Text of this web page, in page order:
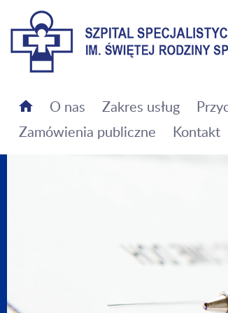
Szpital Specjalistyczny im. Świętej
O nas Zakres usług
Zamówienia publiczne
Kontakt